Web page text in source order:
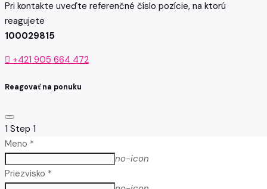
Pri kontakte uveďte referenčné číslo pozície, na ktorú
reagujete
100029815
+421 905 664 472
Reagovať na ponuku
1 Step 1
Meno *
no-icon
Priezvisko *